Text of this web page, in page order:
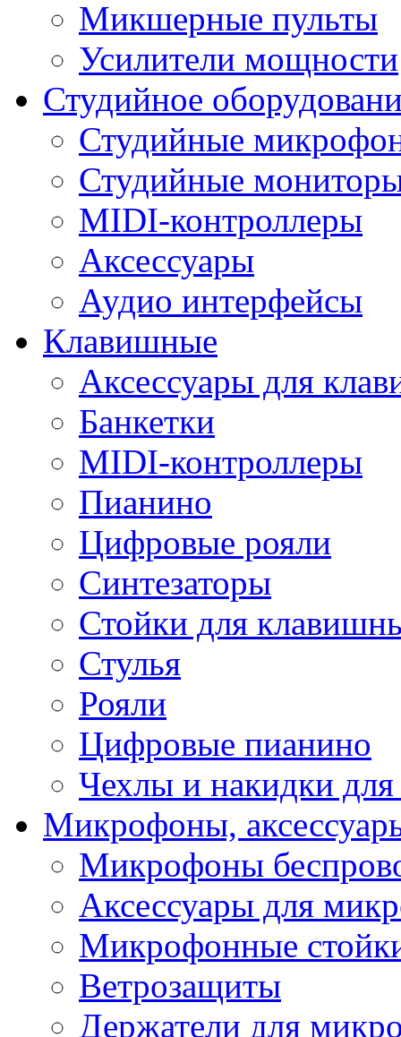
Микшерные пульты
Усилители мощности
Студийное
Студийные
Студийные
MIDI-контроллеры
Аксессуары
Аудио интерфейсы
Клавишные
Аксессуары для
Банкетки
MIDI-контроллеры
Пианино
Цифровые рояли
Синтезаторы
Стойки для
Стулья
Рояли
Цифровые пианино
Чехлы и накидки
Микрофоны,
Микрофоны
Аксессуары для
Микрофонные
Ветрозащиты
Держатели для